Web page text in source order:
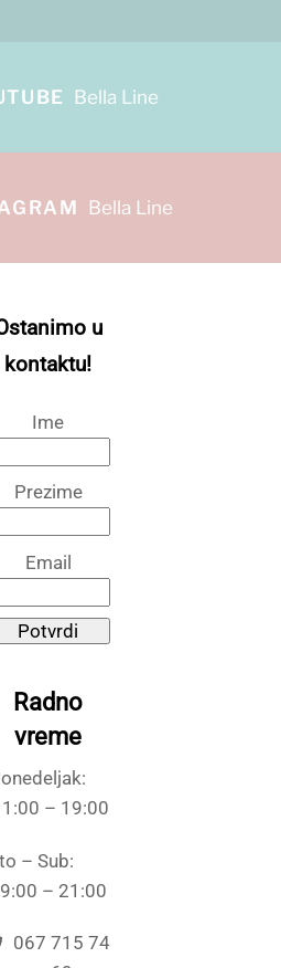
Bella Line
Bella Line
RSD.
RSD.
u
kontaktu!
Ime
Prezime
Email
Potvrdi
Radno
vreme
– 19:00
– Sub:
– 21:00
067 715 74